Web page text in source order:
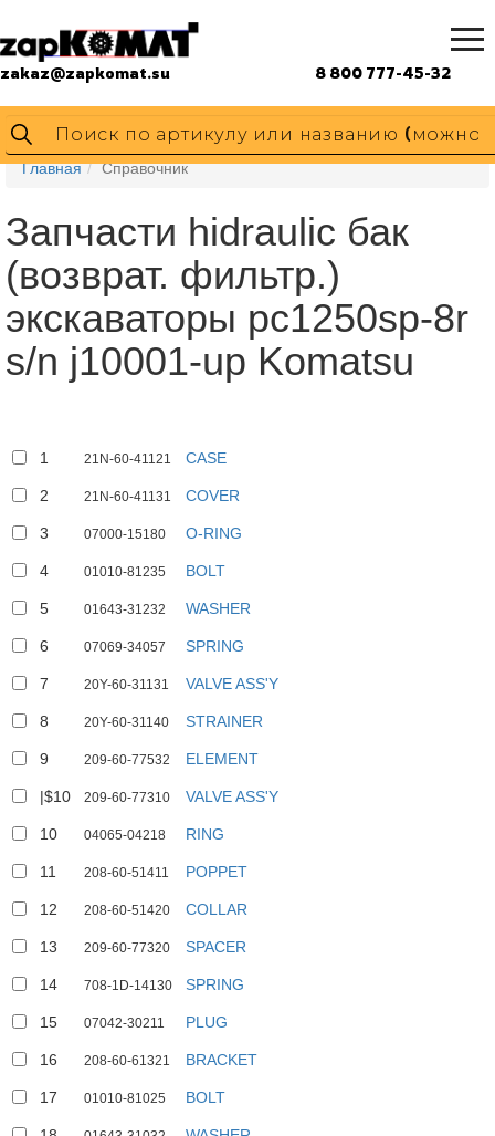
zakaz@zapkomat.su 8 800 777-45-32
Главная Справочник
Запчасти hidraulic бак
(возврат. фильтр.)
экскаваторы pc1250sp-8r
s/n j10001-up Komatsu
1 21N-60-41121 CASE
2 21N-60-41131 COVER
3 07000-15180 O-RING
4 01010-81235 BOLT
5 01643-31232 WASHER
6 07069-34057 SPRING
7 20Y-60-31131 VALVE ASS'Y
8 20Y-60-31140 STRAINER
9 209-60-77532 ELEMENT
|$10 209-60-77310 VALVE ASS'Y
10 04065-04218 RING
11 208-60-51411 POPPET
12 208-60-51420 COLLAR
13 209-60-77320 SPACER
14 708-1D-14130 SPRING
15 07042-30211 PLUG
16 208-60-61321 BRACKET
17 01010-81025 BOLT